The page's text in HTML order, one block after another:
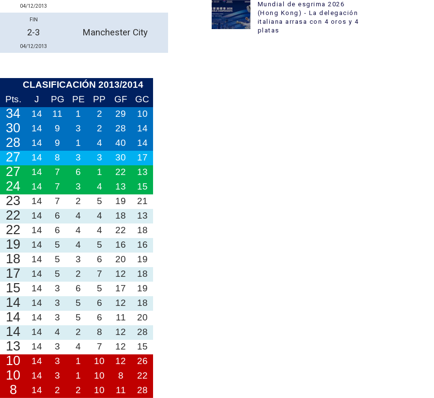
04/12/2013
FIN
2-3
04/12/2013
Manchester City
CLASIFICACIÓN 2013/2014
Pts. J PG PE PP GF
GC
34 14 11 1 2 29
10
30 14 9 3 2 28
14
28 14 9 1 4 40
14
27 14 8 3 3 30
17
27 14 7 6 1 22
13
24 14 7 3 4 13
15
23 14 7 2 5 19
21
22 14 6 4 4 18
13
22 14 6 4 4 22
18
19 14 5 4 5 16
16
18 14 5 3 6 20
19
17 14 5 2 7 12
18
15 14 3 6 5 17
19
14 14 3 5 6 12
18
14 14 3 5 6 11
20
14 14 4 2 8 12
28
13 14 3 4 7 12
15
10 14 3 1 10 12
26
10 14 3 1 10 8
22
8 14 2 2 10 11 28
Mundial de esgrima 2026
(Hong Kong) - La delegación
italiana arrasa con 4 oros y 4
platas